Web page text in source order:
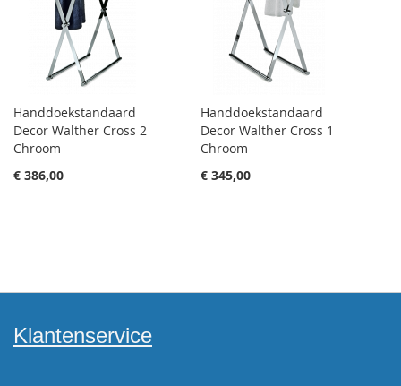
Handdoekstandaard
Decor Walther Cross 2
Chroom
€ 386,00
Handdoekstandaard
Decor Walther Cross 1
Chroom
€ 345,00
Klantenservice